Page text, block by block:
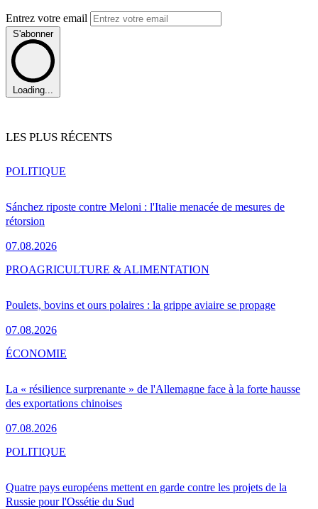
Entrez votre email
S'abonner
Loading...
LES PLUS RÉCENTS
Sánchez riposte contre Meloni : l'Italie menacée de mesures de
rétorsion
07.08.2026
POLITIQUE
Poulets, bovins et ours polaires : la grippe aviaire se propage
07.08.2026
PROAGRICULTURE & ALIMENTATION
La « résilience surprenante » de l'Allemagne face à la forte hausse
des exportations chinoises
07.08.2026
ÉCONOMIE
Quatre pays européens mettent en garde contre les projets de la
Russie pour l'Ossétie du Sud
POLITIQUE